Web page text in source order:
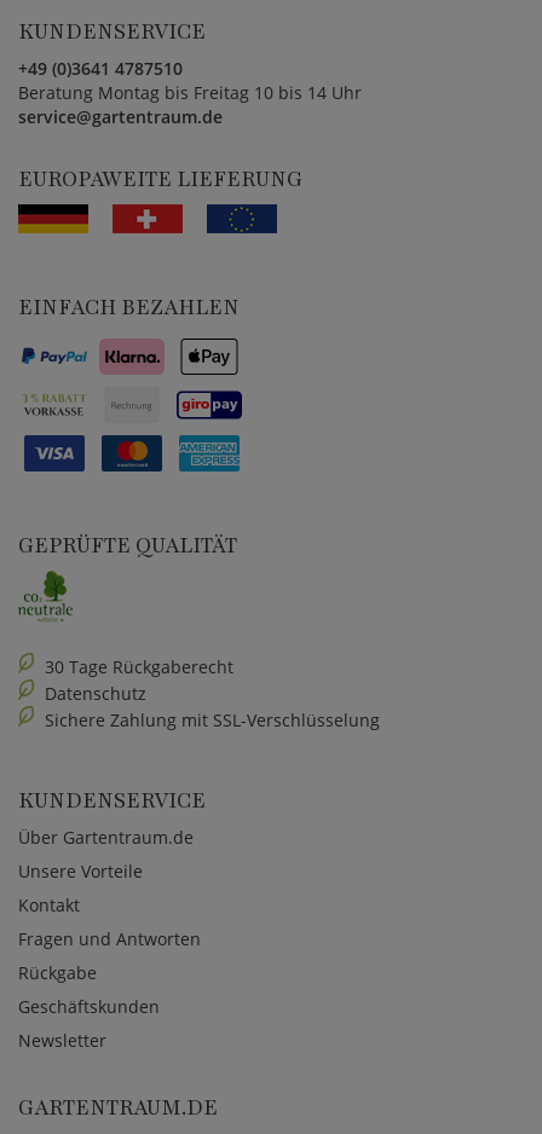
KUNDENSERVICE
+49 (0)3641 4787510
Beratung Montag bis Freitag 10 bis 14 Uhr
service@gartentraum.de
EUROPAWEITE LIEFERUNG
EINFACH BEZAHLEN
GEPRÜFTE QUALITÄT
30 Tage Rückgaberecht
Datenschutz
Sichere Zahlung mit SSL-Verschlüsselung
KUNDENSERVICE
Über Gartentraum.de
Unsere Vorteile
Kontakt
Fragen und Antworten
Rückgabe
Geschäftskunden
Newsletter
GARTENTRAUM.DE